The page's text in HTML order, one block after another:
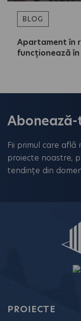
BLOG
Apartament în
funcționează
Fii primul care
proiecte noastre,
tendințe din
PROIECTE